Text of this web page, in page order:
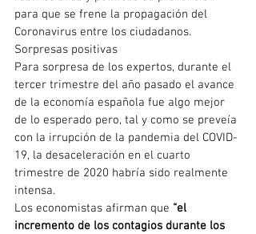
para que se frene la propagación del
Coronavirus entre los ciudadanos.
Sorpresas positivas
Para sorpresa de los expertos, durante el
tercer trimestre del año pasado el avance
de la economía española fue algo mejor
de lo esperado pero, tal y como se preveía
con la irrupción de la pandemia del COVID-
19, la desaceleración en el cuarto
trimestre de 2020 habría sido realmente
intensa.
Los economistas afirman que “el
incremento de los contagios durante los